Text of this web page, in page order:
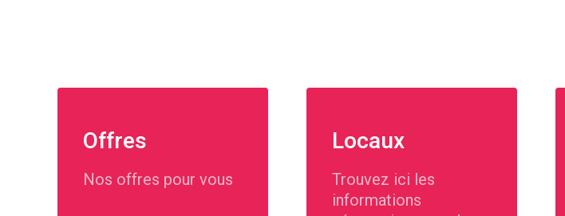
Offres
Nos offres pour vous
Locaux
Trouvez ici les
informations